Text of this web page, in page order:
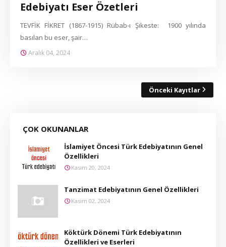
Edebiyatı Eser Özetleri
TEVFİK FİKRET (1867-1915) Rübab-ı Şikeste: 1900 yılında
basılan bu eser, şair…
Aralık 04, 2024
Önceki Kayıtlar
ÇOK OKUNANLAR
İslamiyet Öncesi Türk Edebiyatının Genel
Özellikleri
Kasım 20, 2024
Tanzimat Edebiyatının Genel Özellikleri
Kasım 02, 2024
Köktürk Dönemi Türk Edebiyatının
Özellikleri ve Eserleri